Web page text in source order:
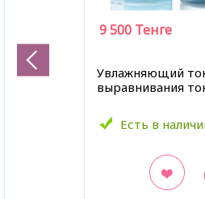
Увлажняющий
выравнивания
Есть в
9 500 Тенге